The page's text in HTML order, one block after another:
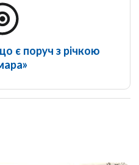
є поруч з річкою